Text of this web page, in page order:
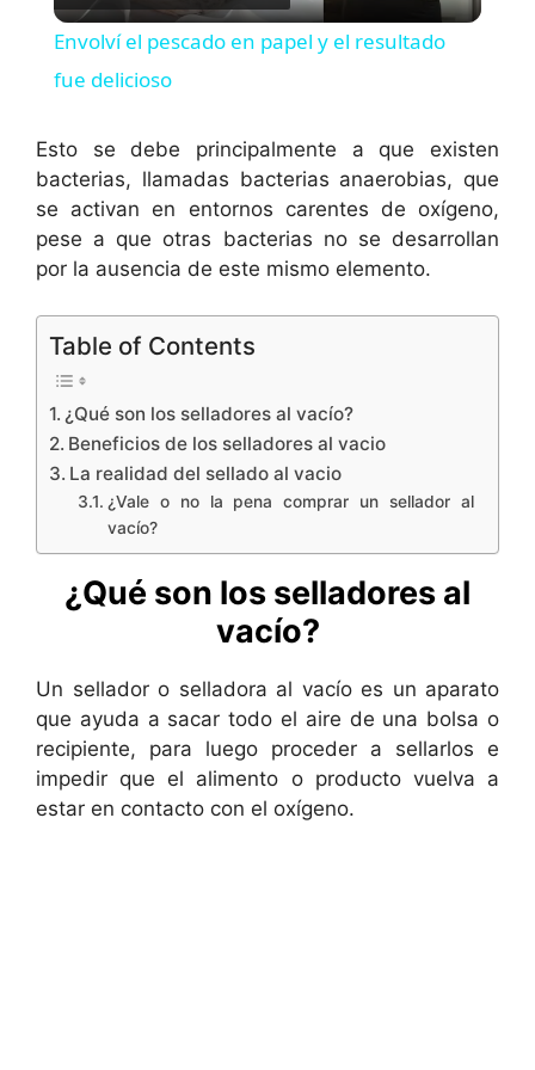
l
y
V
e
o
Envolví el pescado en papel y el resultado
fue delicioso
Esto se debe principalmente a que existen
bacterias, llamadas bacterias anaerobias, que
se activan en entornos carentes de oxígeno,
pese a que otras bacterias no se desarrollan
por la ausencia de este mismo elemento.
Table of Contents
¿Qué son los selladores al vacío?
Beneficios de los selladores al vacio
La realidad del sellado al vacio
¿Vale o no la pena comprar un sellador al
vacío?
¿Qué son los selladores al
vacío?
Un sellador o selladora al vacío es un aparato
que ayuda a sacar todo el aire de una bolsa o
recipiente, para luego proceder a sellarlos e
impedir que el alimento o producto vuelva a
estar en contacto con el oxígeno.